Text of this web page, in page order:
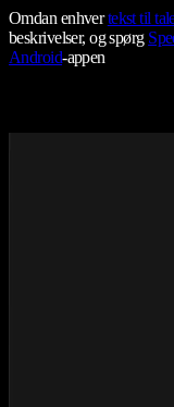
Omdan enhvertekst til
beskrivelser, og spørg
Android-appen